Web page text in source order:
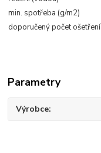
min. spotřeba (g/m2)
doporučený počet ošetření
Parametry
Výrobce